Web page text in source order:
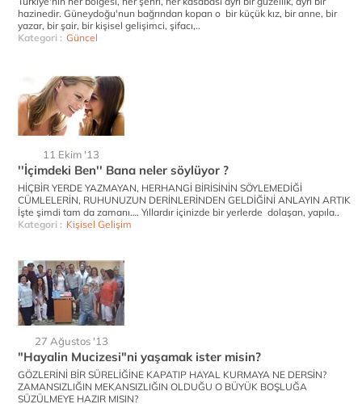
hazinedir. Güneydoğu'nun bağrından kopan o bir küçük kız, bir anne, bir
yazar, bir şair, bir kişisel gelişimci, şifacı,..
Kategori : Güncel
11 Ekim '13
''İçimdeki Ben'' Bana neler söylüyor ?
HİÇBİR YERDE YAZMAYAN, HERHANGİ BİRİSİNİN SÖYLEMEDİĞİ
CÜMLELERİN, RUHUNUZUN DERİNLERİNDEN GELDİĞİNİ ANLAYIN ARTIK
İşte şimdi tam da zamanı…. Yıllardır içinizde bir yerlerde dolaşan, yapıla..
Kategori : Kişisel Gelişim
27 Ağustos '13
"Hayalin Mucizesi"ni yaşamak ister misin?
GÖZLERİNİ BİR SÜRELİĞİNE KAPATIP HAYAL KURMAYA NE DERSİN?
ZAMANSIZLIĞIN MEKANSIZLIĞIN OLDUĞU O BÜYÜK BOŞLUĞA
SÜZÜLMEYE HAZIR MISIN?